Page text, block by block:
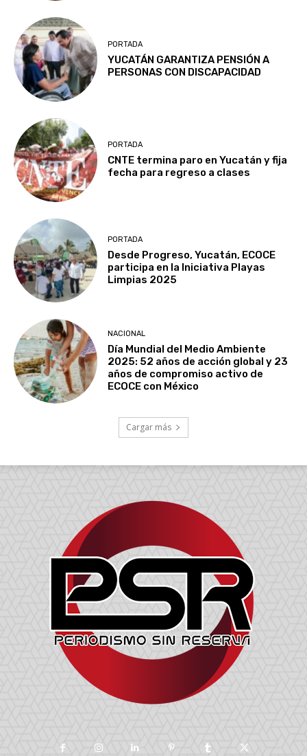
PORTADA
YUCATÁN GARANTIZA PENSIÓN A
PERSONAS CON DISCAPACIDAD
PORTADA
CNTE termina paro en Yucatán y fija
fecha para regreso a clases
PORTADA
Desde Progreso, Yucatán, ECOCE
participa en la Iniciativa Playas
Limpias 2025
NACIONAL
Día Mundial del Medio Ambiente
2025: 52 años de acción global y 23
años de compromiso activo de
ECOCE con México
Cargar más